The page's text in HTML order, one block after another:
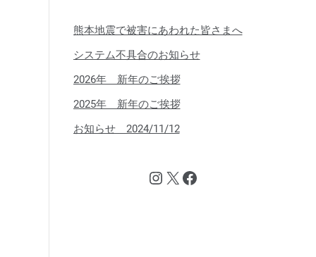
熊本地震で被害にあわれた皆さまへ
システム不具合のお知らせ
2026年 新年のご挨拶
2025年 新年のご挨拶
お知らせ 2024/11/12
Instagram
X Facebook